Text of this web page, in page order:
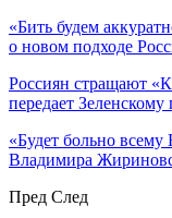
«Бить будем
о новом подходе
Россиян стращают
передает
«Будет больно
Владимира
Пред След